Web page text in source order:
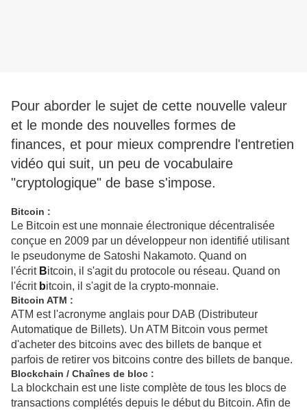
Pour aborder le sujet de cette nouvelle valeur
et le monde des nouvelles formes de
finances, et pour mieux comprendre l'entretien
vidéo qui suit, un peu de vocabulaire
"cryptologique" de base s'impose.
Bitcoin :
Le Bitcoin est une monnaie électronique décentralisée
conçue en 2009 par un développeur non identifié utilisant
le pseudonyme de Satoshi Nakamoto. Quand on
l'écrit Bitcoin, il s'agit du protocole ou réseau. Quand on
l'écrit bitcoin, il s'agit de la crypto-monnaie.
Bitcoin ATM :
ATM est l'acronyme anglais pour DAB (Distributeur
Automatique de Billets). Un ATM Bitcoin vous permet
d'acheter des bitcoins avec des billets de banque et
parfois de retirer vos bitcoins contre des billets de banque.
Blockchain / Chaînes de bloc :
La blockchain est une liste complète de tous les blocs de
transactions complétés depuis le début du Bitcoin. Afin de